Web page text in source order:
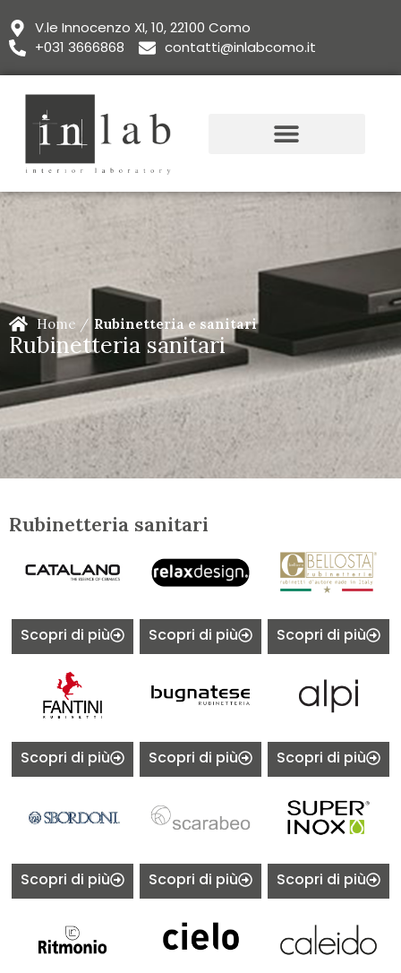
V.le Innocenzo XI, 10, 22100 Como
+031 3666868
contatti@inlabcomo.it
Home / Rubinetteria e sanitari
Rubinetteria sanitari
Rubinetteria sanitari
Scopri di più Scopri di più Scopri di più
Scopri di più Scopri di più Scopri di più
Scopri di più Scopri di più Scopri di più